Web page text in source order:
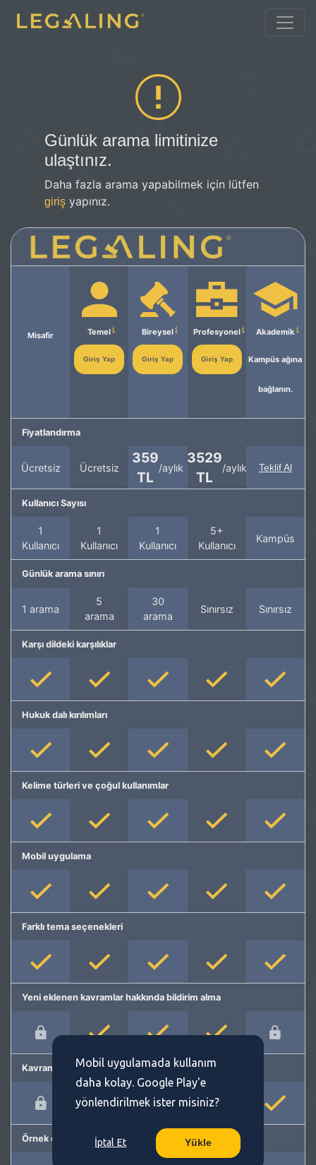
Günlük arama limitinize
ulaştınız.
Daha fazla arama yapabilmek için lütfen
giriş yapınız.
Misafir Temel
Giriş Yap
Bireysel
Giriş Yap
Profesyonel
Giriş Yap
Akademik
Kampüs ağına
bağlanın.
Fiyatlandırma
Ücretsiz Ücretsiz
359
TL
/aylık
3529
TL
/aylık Teklif Al
Kullanıcı Sayısı
1
Kullanıcı
1
Kullanıcı
1
Kullanıcı
5+
Kullanıcı
Kampüs
Günlük arama sınırı
1 arama
5
arama
30
arama
Sınırsız Sınırsız
Karşı dildeki karşılıklar
Hukuk dalı kırılımları
Kelime türleri ve çoğul kullanımlar
Mobil uygulama
Farklı tema seçenekleri
Yeni eklenen kavramlar hakkında bildirim alma
Kavram önerme
Örnek cümleler
Mobil uygulamada kullanım
daha kolay. Google Play'e
yönlendirilmek ister misiniz?
İptal Et Yükle